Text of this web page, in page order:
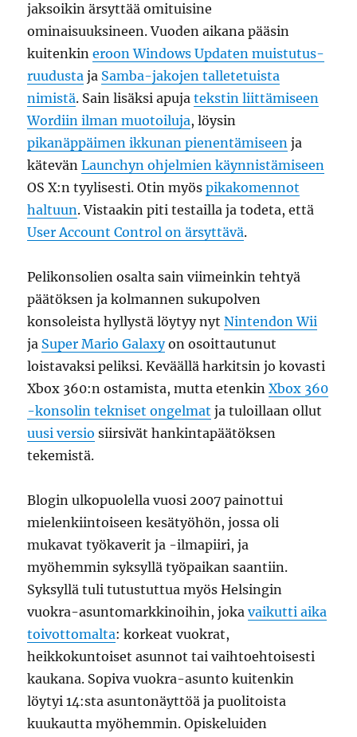
jaksoikin ärsyttää omituisine
ominaisuuksineen. Vuoden aikana pääsin
kuitenkineroon Windows Updaten muistutus-
ruudusta ja Samba-jakojen talletetuista
nimistä. Sain lisäksi apujatekstin liittämiseen
Wordiin ilman muotoiluja, löysin
pikanäppäimen ikkunan pienentämiseen ja
kätevänLaunchyn ohjelmien käynnistämiseen
OS X:n tyylisesti. Otin myöspikakomennot
haltuun. Vistaakin piti testailla ja todeta, että
User Account Control on ärsyttävä.
Pelikonsolien osalta sain viimeinkin tehtyä
päätöksen ja kolmannen sukupolven
konsoleista hyllystä löytyy nytNintendon Wii
ja Super Mario Galaxyon osoittautunut
loistavaksi peliksi. Keväällä harkitsin jo kovasti
Xbox 360:n ostamista, mutta etenkinXbox 360
-konsolin tekniset ongelmat ja tuloillaan ollut
uusi versio siirsivät hankintapäätöksen
tekemistä.
Blogin ulkopuolella vuosi 2007 painottui
mielenkiintoiseen kesätyöhön, jossa oli
mukavat työkaverit ja -ilmapiiri, ja
myöhemmin syksyllä työpaikan saantiin.
Syksyllä tuli tutustuttua myös Helsingin
vuokra-asuntomarkkinoihin, jokavaikutti aika
toivottomalta: korkeat vuokrat,
heikkokuntoiset asunnot tai vaihtoehtoisesti
kaukana. Sopiva vuokra-asunto kuitenkin
löytyi 14:sta asuntonäyttöä ja puolitoista
kuukautta myöhemmin. Opiskeluiden